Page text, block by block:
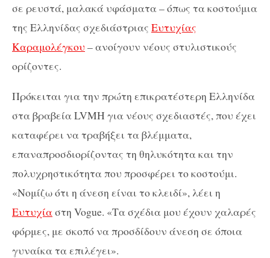
σε ρευστά, μαλακά υφάσματα – όπως τα κοστούμια
της Ελληνίδας σχεδιάστριας Ευτυχίας
Καραμολέγκου – ανοίγουν νέους στυλιστικούς
ορίζοντες.
Πρόκειται για την πρώτη επικρατέστερη Ελληνίδα
στα βραβεία LVMH για νέους σχεδιαστές, που έχει
καταφέρει να τραβήξει τα βλέμματα,
επαναπροσδιορίζοντας τη θηλυκότητα και την
πολυχρηστικότητα που προσφέρει το κοστούμι.
«Νομίζω ότι η άνεση είναι το κλειδί», λέει η
Ευτυχίαστη Vogue. «Τα σχέδια μου έχουν χαλαρές
φόρμες, με σκοπό να προσδίδουν άνεση σε όποια
γυναίκα τα επιλέγει».